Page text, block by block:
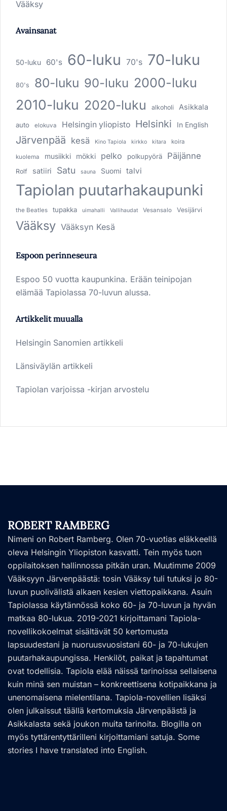
Vääksy
Avainsanat
50-luku 60's 60-luku 70's 70-luku
80's 80-luku 90-luku 2000-luku
2010-luku 2020-luku alkoholi Asikkala
auto elokuva Helsingin yliopisto Helsinki In English
Järvenpää kesä Kino Tapiola kirkko kitara koira
kuolema musiikki mökki pelko polkupyörä Päijänne
Rolf satiiri Satu sauna Suomi talvi
Tapiolan puutarhakaupunki
the Beatles tupakka uimahalli Vallihaudat Vesansalo Vesijärvi
Vääksy Vääksyn Kesä
Espoon perinneseura
Espoo 50 vuotta kaupunkina. Erään teinipojan
elämää Tapiolassa 70-luvun alussa.
Artikkelit muualla
Helsingin Sanomien artikkeli
Länsiväylän artikkeli
Tapiolan varjoissa -kirjan arvostelu
ROBERT RAMBERG
Nimeni on Robert Ramberg. Olen 70-vuotias eläkkeellä
oleva Helsingin Yliopiston kasvatti. Tein myös tuon
oppilaitoksen hallinnossa pitkän uran. Muutimme 2009
Vääksyyn Järvenpäästä: tosin Vääksy tuli tutuksi jo 80-
luvun puolivälistä alkaen kesien viettopaikkana. Asuin
Tapiolassa käytännössä koko 60- ja 70-luvun ja hyvän
matkaa 80-lukua. 2019-2021 kirjoittamani Tapiola-
novellikokoelmat sisältävät 50 kertomusta
lapsuudestani ja nuoruusvuosistani 60- ja 70-lukujen
puutarhakaupungissa. Henkilöt, paikat ja tapahtumat
ovat todellisia. Tapiola elää näissä tarinoissa sellaisena
kuin minä sen muistan – konkreettisena kotipaikkana ja
unenomaisena mielentilana. Tapiola-novellien lisäksi
olen julkaissut täällä kertomuksia Järvenpäästä ja
Asikkalasta sekä joukon muita tarinoita. Blogilla on
myös tyttärentyttärilleni kirjoittamiani satuja. Some
stories I have translated into English.